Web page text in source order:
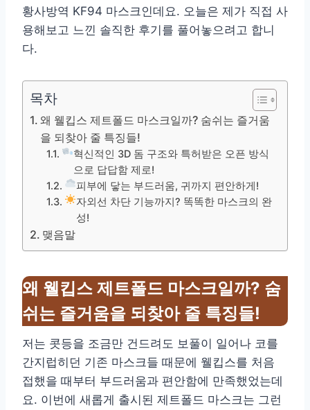
황사방역 KF94 마스크인데요. 오늘은 제가 직접 사
용해보고 느낀 솔직한 후기를 풀어놓으려고 합니
다.
목차
왜 웰킵스 제트폴드 마스크일까? 숨쉬는 즐거움
을 되찾아 줄 특징들!
혁신적인 3D 돔 구조와 특허받은 오픈 방식
으로 답답함 제로!
피부에 닿는 부드러움, 귀까지 편안하게!
자외선 차단 기능까지? 똑똑한 마스크의 완
성!
맺음말
왜 웰킵스 제트폴드 마스크일까? 숨
쉬는 즐거움을 되찾아 줄 특징들!
저는 콧등을 조금만 건드려도 보풀이 일어나 코를
간지럽히던 기존 마스크들 때문에 웰킵스를 처음
접했을 때부터 부드러움과 편안함에 만족했었는데
요. 이번에 새롭게 출시된 제트폴드 마스크는 그런